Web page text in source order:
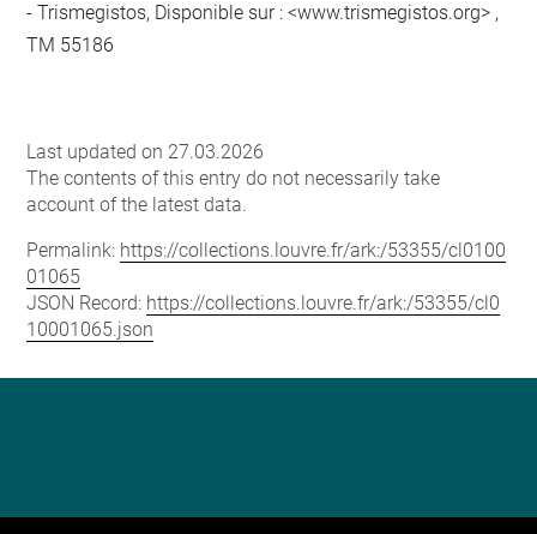
Trismegistos, Disponible sur : <www.trismegistos.org> ,
TM 55186
Last updated on 27.03.2026
The contents of this entry do not necessarily take
account of the latest data.
Permalink: https://collections.louvre.fr/ark:/53355/cl0100
01065
JSON Record: https://collections.louvre.fr/ark:/53355/cl0
10001065.json